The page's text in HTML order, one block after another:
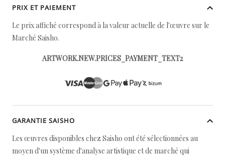
PRIX ET PAIEMENT
Le prix affiché correspond à la valeur actuelle de l'œuvre sur le
Marché Saisho.
ARTWORK.NEW.PRICES_PAYMENT_TEXT2
GARANTIE SAISHO
Les œuvres disponibles chez Saisho ont été sélectionnées au
moyen d'un système d'analyse artistique et de marché qui